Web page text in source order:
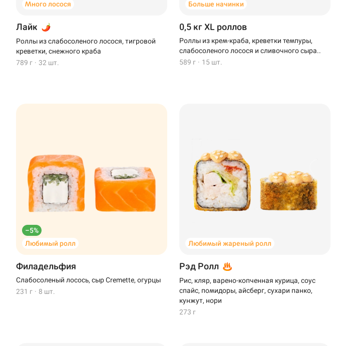
Много лосося
Лайк
Роллы из слабосоленого лосося, тигровой
креветки, снежного краба
789 г · 32 шт.
Больше начинки
0,5 кг XL роллов
Роллы из крем-краба, креветки темпуры,
слабосоленого лосося и сливочного сыра..
589 г · 15 шт.
–5%
Любимый ролл
Филадельфия
Слабосоленый лосось, сыр Cremette, огурцы
231 г · 8 шт.
Любимый жареный ролл
Рэд Ролл
Рис, кляр, варено-копченная курица, соус
спайс, помидоры, айсберг, сухари панко,
кунжут, нори
273 г